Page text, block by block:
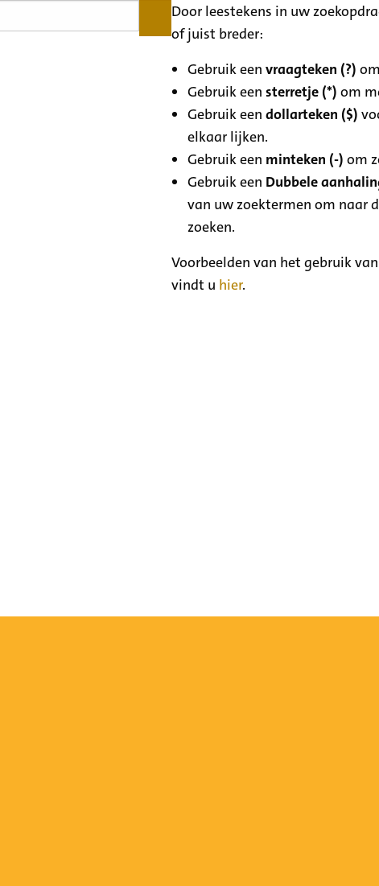
Door leestekens in uw
of juist breder:
Gebruik eenvraagteken (?)
Gebruik eensterretje (*) om
Gebruik eendollarteken ($)
elkaar lijken.
Gebruik een minteken (-) om
Gebruik een Dubbele
van uw zoektermen om naar
zoeken.
Voorbeelden van het gebruik
vindt u hier.